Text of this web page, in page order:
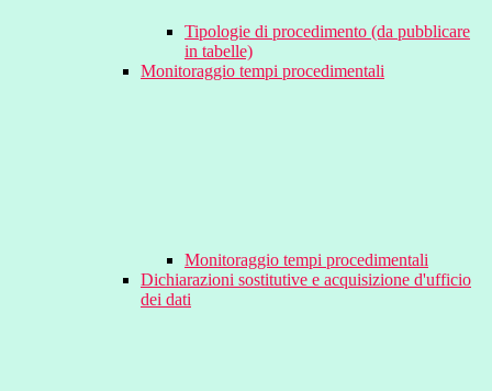
Tipologie di procedimento (da pubblicare
in tabelle)
Monitoraggio tempi procedimentali
Monitoraggio tempi procedimentali
Dichiarazioni sostitutive e acquisizione d'ufficio
dei dati